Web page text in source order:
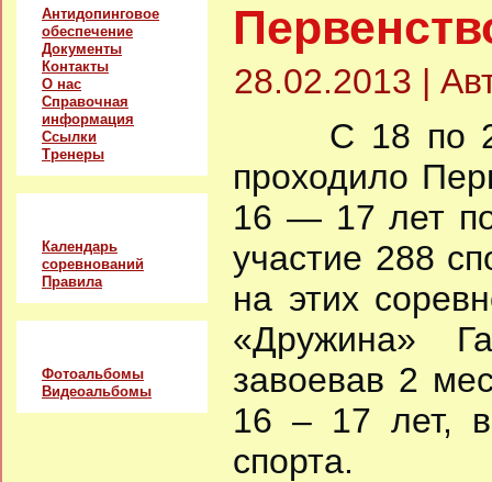
Антидопинговое
обеспечение
Документы
Контакты
О нас
Справочная
информация
Ссылки
Тренеры
Календарь
соревнований
Правила
Фотоальбомы
Видеоальбомы
28.02.2013 |
С 18 по 23
проходило
16 — 17 лет
участие 288
на этих
«Дружина»
завоевав 2
16 – 17 лет,
спорта.